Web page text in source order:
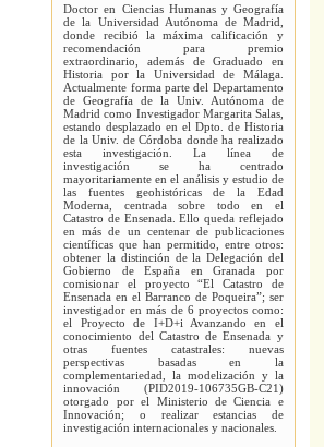
Doctor en Ciencias Humanas y Geografía
de la Universidad Autónoma de Madrid,
donde recibió la máxima calificación y
recomendación para premio
extraordinario, además de Graduado en
Historia por la Universidad de Málaga.
Actualmente forma parte del Departamento
de Geografía de la Univ. Autónoma de
Madrid como Investigador Margarita Salas,
estando desplazado en el Dpto. de Historia
de la Univ. de Córdoba donde ha realizado
esta investigación. La línea de
investigación se ha centrado
mayoritariamente en el análisis y estudio de
las fuentes geohistóricas de la Edad
Moderna, centrada sobre todo en el
Catastro de Ensenada. Ello queda reflejado
en más de un centenar de publicaciones
científicas que han permitido, entre otros:
obtener la distinción de la Delegación del
Gobierno de España en Granada por
comisionar el proyecto “El Catastro de
Ensenada en el Barranco de Poqueira”; ser
investigador en más de 6 proyectos como:
el Proyecto de I+D+i Avanzando en el
conocimiento del Catastro de Ensenada y
otras fuentes catastrales: nuevas
perspectivas basadas en la
complementariedad, la modelización y la
innovación (PID2019-106735GB-C21)
otorgado por el Ministerio de Ciencia e
Innovación; o realizar estancias de
investigación internacionales y nacionales.